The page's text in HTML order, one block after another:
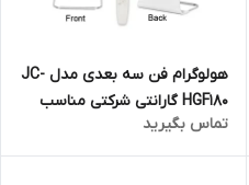
هولوگرام فن سه بعدی مدل JC-
HGF180 گارانتی شرکتی مناسب
برای رستوران و کافی شاپ و مراکز
خرید
تماس بگیرید